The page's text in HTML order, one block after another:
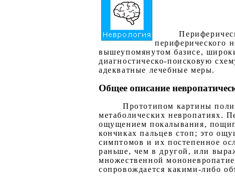
периферического
вышеупомянутом базисе,
диагностическо-поисковую
адекватные лечебные меры.
Общее описание
Прототипом картины
метаболических невропатиях.
ощущением покалывания,
кончиках пальцев стоп; это
симптомов и их постепенное
раньше, чем в другой, или
множественной
сопровождается какими-либо